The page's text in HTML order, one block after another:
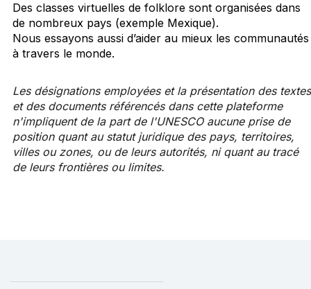
Des classes virtuelles de folklore sont organisées dans
de nombreux pays (exemple Mexique).
Nous essayons aussi d’aider au mieux les communautés
à travers le monde.
Les désignations employées et la présentation des textes
et des documents référencés dans cette plateforme
n'impliquent de la part de l'UNESCO aucune prise de
position quant au statut juridique des pays, territoires,
villes ou zones, ou de leurs autorités, ni quant au tracé
de leurs frontières ou limites.